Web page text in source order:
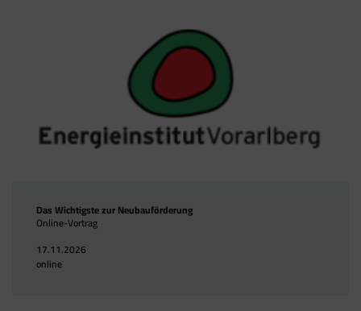
Das Wichtigste zur Neubauförderung
Online-Vortrag
17.11.2026
online